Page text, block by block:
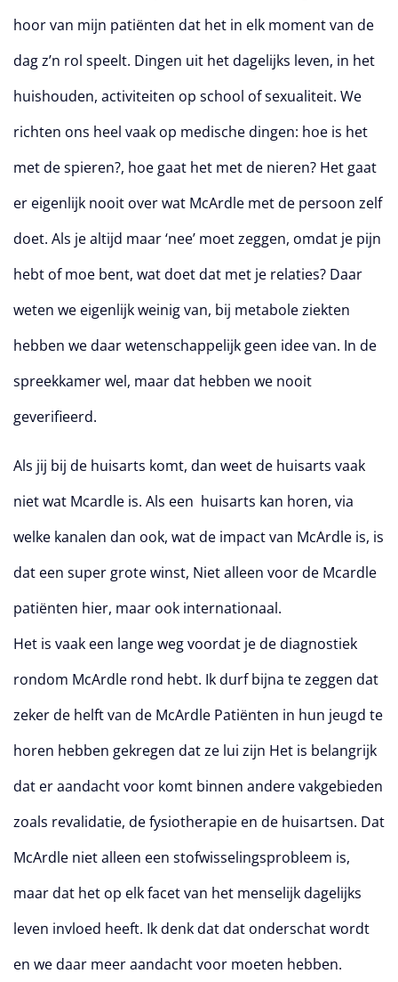
hoor van mijn patiënten dat het in elk moment van de
dag z’n rol speelt. Dingen uit het dagelijks leven, in het
huishouden, activiteiten op school of sexualiteit. We
richten ons heel vaak op medische dingen: hoe is het
met de spieren?, hoe gaat het met de nieren? Het gaat
er eigenlijk nooit over wat McArdle met de persoon zelf
doet. Als je altijd maar ‘nee’ moet zeggen, omdat je pijn
hebt of moe bent, wat doet dat met je relaties? Daar
weten we eigenlijk weinig van, bij metabole ziekten
hebben we daar wetenschappelijk geen idee van. In de
spreekkamer wel, maar dat hebben we nooit
geverifieerd.
Als jij bij de huisarts komt, dan weet de huisarts vaak
niet wat Mcardle is. Als een huisarts kan horen, via
welke kanalen dan ook, wat de impact van McArdle is, is
dat een super grote winst, Niet alleen voor de Mcardle
patiënten hier, maar ook internationaal.
Het is vaak een lange weg voordat je de diagnostiek
rondom McArdle rond hebt. Ik durf bijna te zeggen dat
zeker de helft van de McArdle Patiënten in hun jeugd te
horen hebben gekregen dat ze lui zijn Het is belangrijk
dat er aandacht voor komt binnen andere vakgebieden
zoals revalidatie, de fysiotherapie en de huisartsen. Dat
McArdle niet alleen een stofwisselingsprobleem is,
maar dat het op elk facet van het menselijk dagelijks
leven invloed heeft. Ik denk dat dat onderschat wordt
en we daar meer aandacht voor moeten hebben.